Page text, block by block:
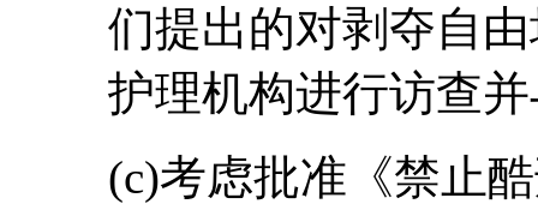
们提出的对剥夺自
护理机构进行访查
(c)考虑批准《禁止